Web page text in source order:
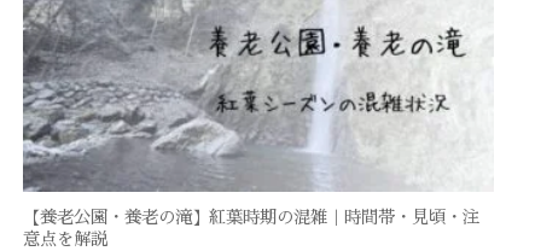
【養老公園・養老の滝】紅葉時期の混雑｜時間帯・見頃・注
意点を解説